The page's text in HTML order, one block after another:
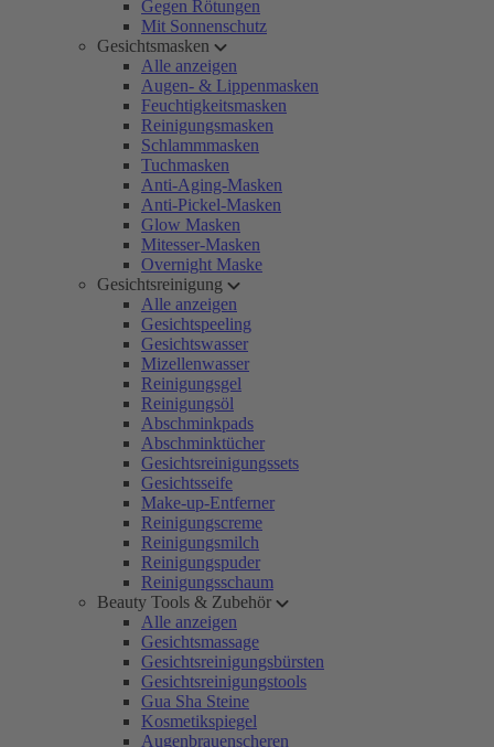
Gegen Rötungen
Mit Sonnenschutz
Gesichtsmasken
Alle anzeigen
Augen- & Lippenmasken
Feuchtigkeitsmasken
Reinigungsmasken
Schlammmasken
Tuchmasken
Anti-Aging-Masken
Anti-Pickel-Masken
Glow Masken
Mitesser-Masken
Overnight Maske
Gesichtsreinigung
Alle anzeigen
Gesichtspeeling
Gesichtswasser
Mizellenwasser
Reinigungsgel
Reinigungsöl
Abschminkpads
Abschminktücher
Gesichtsreinigungssets
Gesichtsseife
Make-up-Entferner
Reinigungscreme
Reinigungsmilch
Reinigungspuder
Reinigungsschaum
Beauty Tools & Zubehör
Alle anzeigen
Gesichtsmassage
Gesichtsreinigungsbürsten
Gesichtsreinigungstools
Gua Sha Steine
Kosmetikspiegel
Augenbrauenscheren